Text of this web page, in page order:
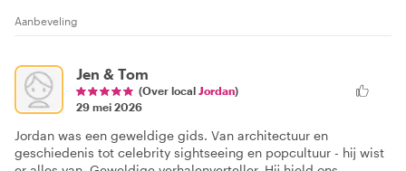
Aanbeveling
Jen & Tom
(Over local Jordan)
29 mei 2026
Jordan was een geweldige gids. Van architectuur en
geschiedenis tot celebrity sightseeing en popcultuur - hij wist